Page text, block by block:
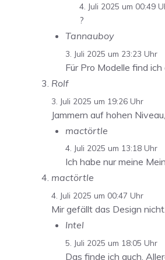
4. Juli 2025 um 00:49
?
Tannauboy
3. Juli 2025 um 23:23 Uhr
Für Pro Modelle find
Rolf
3. Juli 2025 um 19:26 Uhr
Jammern auf hohen
mactörtle
4. Juli 2025 um 13:18 Uhr
Ich habe nur meine
mactörtle
4. Juli 2025 um 00:47 Uhr
Mir gefällt das Design
Intel
5. Juli 2025 um 18:05 Uhr
Das finde ich auch.